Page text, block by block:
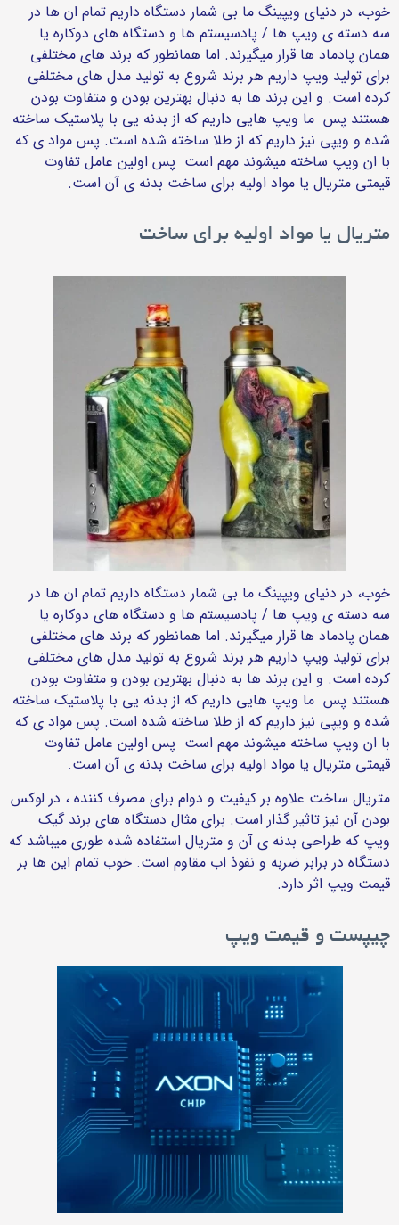
خوب، در دنیای ویپینگ ما بی شمار دستگاه داریم تمام ان ها در
سه دسته ی ویپ ها / پادسیستم ها و دستگاه های دوکاره یا
همان پادماد ها قرار میگیرند. اما همانطور که برند های مختلفی
برای تولید ویپ داریم هر برند شروع به تولید مدل های مختلفی
کرده است. و این برند ها به دنبال بهترین بودن و متفاوت بودن
هستند پس ما ویپ هایی داریم که از بدنه یی با پلاستیک ساخته
شده و ویپی نیز داریم که از طلا ساخته شده است. پس مواد ی که
با ان ویپ ساخته میشوند مهم است پس اولین عامل تفاوت
قیمتی متریال یا مواد اولیه برای ساخت بدنه ی آن است.
متریال یا مواد اولیه برای ساخت
خوب، در دنیای ویپینگ ما بی شمار دستگاه داریم تمام ان ها در
سه دسته ی ویپ ها / پادسیستم ها و دستگاه های دوکاره یا
همان پادماد ها قرار میگیرند. اما همانطور که برند های مختلفی
برای تولید ویپ داریم هر برند شروع به تولید مدل های مختلفی
کرده است. و این برند ها به دنبال بهترین بودن و متفاوت بودن
هستند پس ما ویپ هایی داریم که از بدنه یی با پلاستیک ساخته
شده و ویپی نیز داریم که از طلا ساخته شده است. پس مواد ی که
با ان ویپ ساخته میشوند مهم است پس اولین عامل تفاوت
قیمتی متریال یا مواد اولیه برای ساخت بدنه ی آن است.
متریال ساخت علاوه بر کیفیت و دوام برای مصرف کننده ، در لوکس
بودن آن نیز تاثیر گذار است. برای مثال دستگاه های برند گیک
ویپ که طراحی بدنه ی آن و متریال استفاده شده طوری میباشد که
دستگاه در برابر ضربه و نفوذ اب مقاوم است. خوب تمام این ها بر
قیمت ویپ اثر دارد.
چیپست و قیمت ویپ